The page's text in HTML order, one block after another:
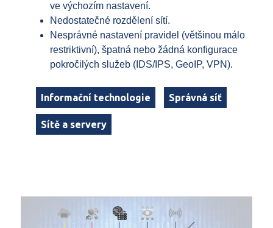
ve výchozím nastavení.
Nedostatečné rozdělení sítí.
Nesprávné nastavení pravidel (většinou málo
restriktivní), špatná nebo žádná konfigurace
pokročilých služeb (IDS/IPS, GeoIP, VPN).
Informační technologie Správná síť
Sítě a servery